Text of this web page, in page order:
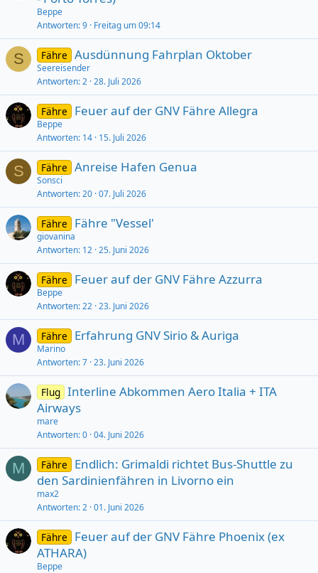
Beppe
Antworten 9 Freitag um 09:14
S Fähre Ausdünnung Fahrplan Oktober
Seereisender
Antworten 2 28. Juli 2026
Fähre Feuer auf der GNV Fähre Allegra
Beppe
Antworten 14 15. Juli 2026
S Fähre Anreise Hafen Genua
Sonsci
Antworten 20 07. Juli 2026
Fähre Fähre "Vessel'
giovanina
Antworten 12 25. Juni 2026
Fähre Feuer auf der GNV Fähre Azzurra
Beppe
Antworten 22 23. Juni 2026
M Fähre Erfahrung GNV Sirio & Auriga
Marino
Antworten 7 23. Juni 2026
Flug Interline Abkommen Aero Italia + ITA
Airways
mare
Antworten 0 04. Juni 2026
M Fähre
Endlich: Grimaldi richtet Bus-Shuttle zu
den Sardinienfähren in Livorno ein
max2
Antworten 2 01. Juni 2026
Fähre
Feuer auf der GNV Fähre Phoenix (ex
ATHARA)
Beppe